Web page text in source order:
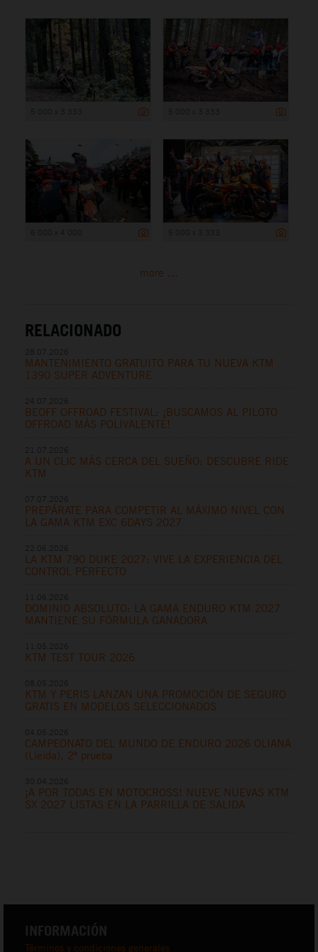
more ...
RELACIONADO
MANTENIMIENTO GRATUITO PARA TU NUEVA KTM
1390 SUPER ADVENTURE
BEOFF OFFROAD FESTIVAL: ¡BUSCAMOS AL PILOTO
OFFROAD MÁS POLIVALENTE!
A UN CLIC MÁS CERCA DEL SUEÑO: DESCUBRE RIDE
KTM
PREPÁRATE PARA COMPETIR AL MÁXIMO NIVEL CON
LA GAMA KTM EXC 6DAYS 2027
LA KTM 790 DUKE 2027: VIVE LA EXPERIENCIA DEL
CONTROL PERFECTO
DOMINIO ABSOLUTO: LA GAMA ENDURO KTM 2027
MANTIENE SU FÓRMULA GANADORA
KTM TEST TOUR 2026
KTM Y PERIS LANZAN UNA PROMOCIÓN DE SEGURO
GRATIS EN MODELOS SELECCIONADOS
CAMPEONATO DEL MUNDO DE ENDURO 2026 OLIANA
(Lleida), 2ª prueba
¡A POR TODAS EN MOTOCROSS! NUEVE NUEVAS KTM
SX 2027 LISTAS EN LA PARRILLA DE SALIDA
INFORMACIÓN
Términos y condiciones generales